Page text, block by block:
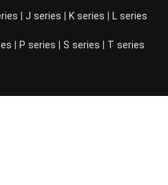
| J series | K series | L series
| P series | S series | T series